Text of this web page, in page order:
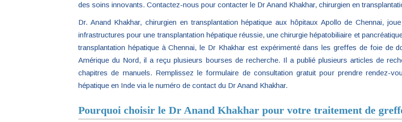
des soins innovants. Contactez-nous pour contacter le Dr Anand Khakhar, chirurgien en
Dr. Anand Khakhar, chirurgien en transplantation hépatique aux hôpitaux Apollo de Chennai,
infrastructures pour une transplantation hépatique réussie, une chirurgie hépatobiliaire et
transplantation hépatique à Chennai, le Dr Khakhar est expérimenté dans les greffes de foie de
Amérique du Nord, il a reçu plusieurs bourses de recherche. Il a publié plusieurs articles de
chapitres de manuels. Remplissez le formulaire de consultation gratuit pour prendre rendez-
hépatique en Inde via le numéro de contact du Dr Anand Khakhar.
Pourquoi choisir le Dr Anand Khakhar pour votre traitement de